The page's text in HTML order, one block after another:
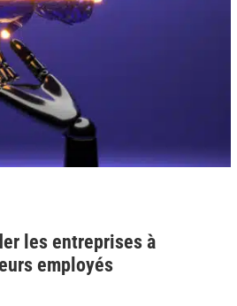
les entreprises à
employés